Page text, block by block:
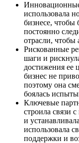
использовала
бизнесе, чтобы
постоянно
отрасли, чтобы
Рискованные
шаги и
достижения ее
бизнес не
поэтому она
боялась
Ключевые
строила связи
и
использовала
поддержки и